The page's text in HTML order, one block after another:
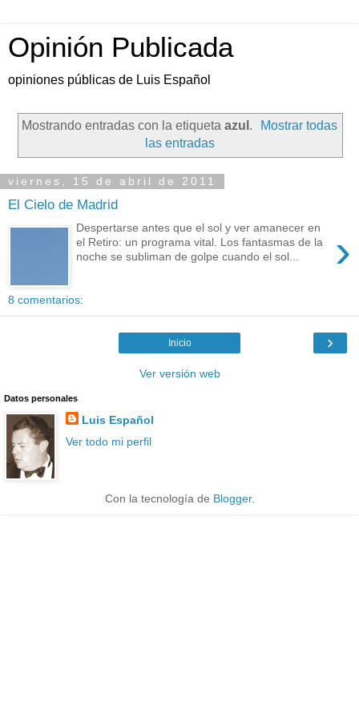
Opinión Publicada
opiniones públicas de Luis Español
Mostrando entradas con la etiqueta azul .
Mostrar todas
las entradas
viernes, 15 de abril de 2011
El Cielo de Madrid
›
Despertarse antes que el sol y ver amanecer en
el Retiro: un programa vital. Los fantasmas de la
noche se subliman de golpe cuando el sol...
8 comentarios:
›
Inicio
Ver versión web
Datos personales
Luis Español
Ver todo mi perfil
Con la tecnología de Blogger.